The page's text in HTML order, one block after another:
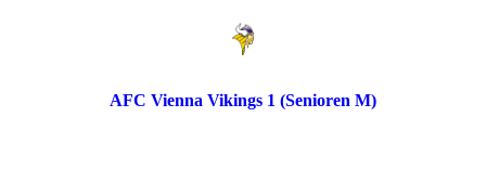
AFC Vienna Vikings 1 (Senioren M)